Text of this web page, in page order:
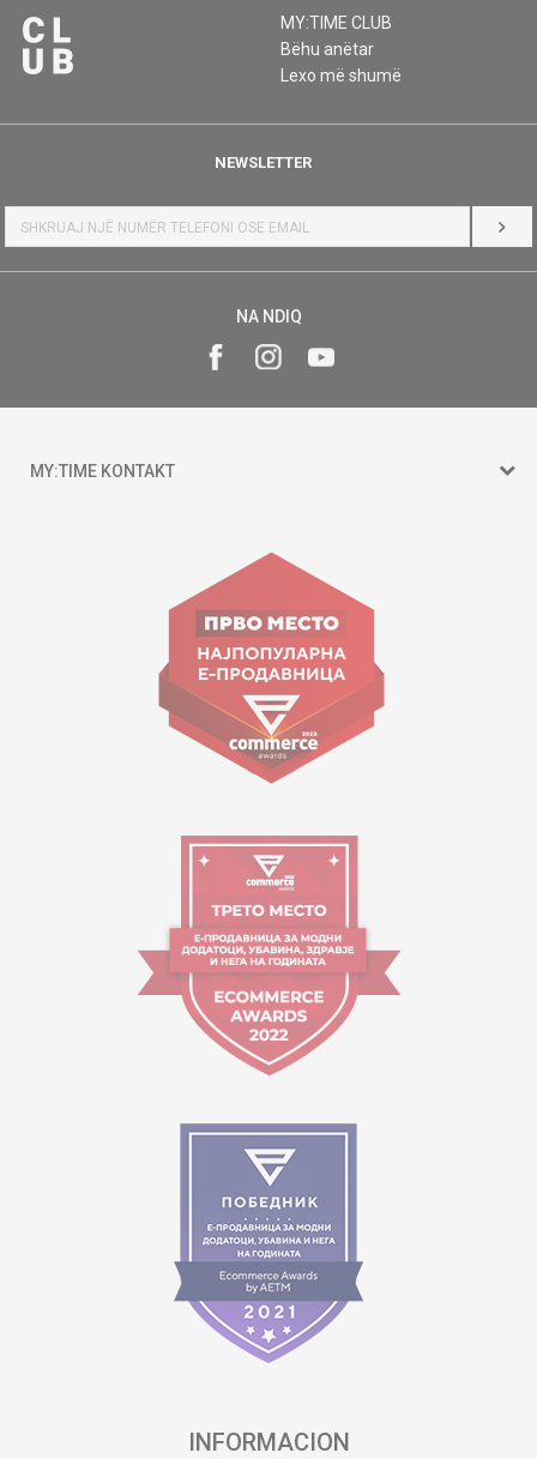
MY:TIME CLUB
Bëhu anëtar
Lexo më shumë
NEWSLETTER
HYR
NA NDIQ
MY:TIME KONTAKT
Goce Nikolovski 74 Shkup
contact@mytime.mk
Orari i punës:
09:00 - 17:00
INFORMACION